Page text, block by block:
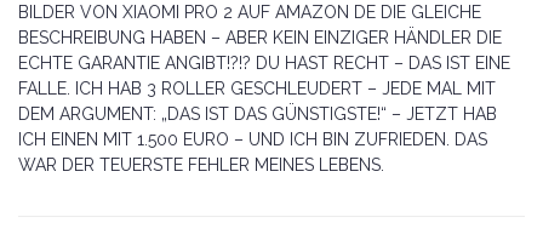
BILDER VON XIAOMI PRO 2 AUF AMAZON DE DIE GLEICHE
BESCHREIBUNG HABEN – ABER KEIN EINZIGER HÄNDLER DIE
ECHTE GARANTIE ANGIBT!?!? DU HAST RECHT – DAS IST EINE
FALLE. ICH HAB 3 ROLLER GESCHLEUDERT – JEDE MAL MIT
DEM ARGUMENT: „DAS IST DAS GÜNSTIGSTE!“ – JETZT HAB
ICH EINEN MIT 1.500 EURO – UND ICH BIN ZUFRIEDEN. DAS
WAR DER TEUERSTE FEHLER MEINES LEBENS.